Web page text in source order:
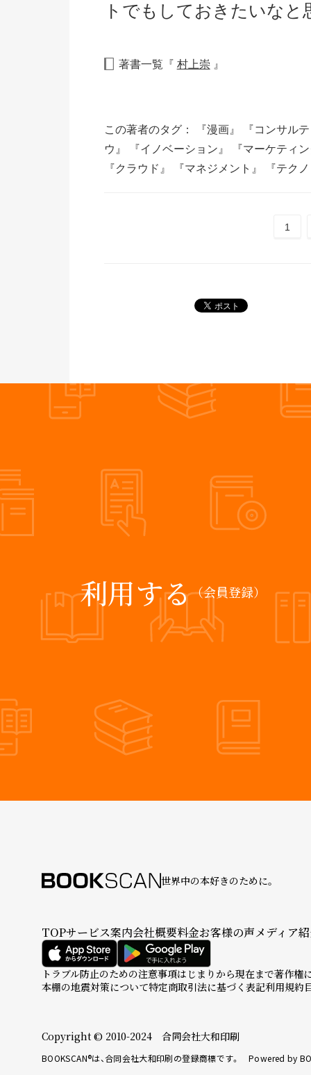
トでもしておきたいなと
著書一覧『 村上崇』
この著者のタグ： 『漫画』
『コンサル
ウ』
『イノベーション』
『マーケティ
『クラウド』
『マネジメント』 『テク
1
利用する（会員登録）
世界中の本好きのために。
TOPサービス案内会社概要料金お客様の声メディア
トラブル防止のための注意事項はじまりから現在まで著作権
本棚の地震対策について特定商取引法に基づく表記利用規約
Copyright © 2010-2024 合同会社大和印刷
BOOKSCAN®は、合同会社大和印刷の登録商標です。 Powered by